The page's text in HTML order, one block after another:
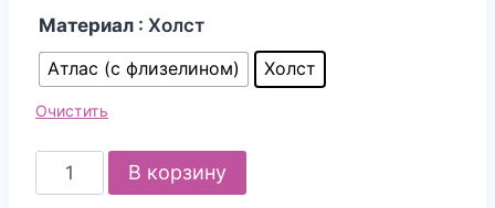
Материал : Холст
Атлас (с флизелином)
Холст
Очистить
Количество
товара
В корзину